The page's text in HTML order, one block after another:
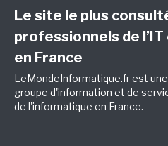
Le site le plus
professionnels de
en France
LeMondeInformatique.fr est
groupe d'information et de
de l'informatique en France.